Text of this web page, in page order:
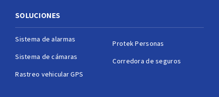
SOLUCIONES
Sistema de alarmas
Sistema de cámaras
Rastreo vehicular GPS
Protek Personas
Corredora de seguros